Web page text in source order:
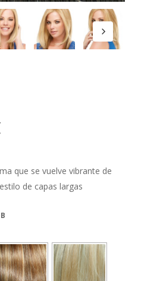
que se vuelve vibrante de
de capas largas